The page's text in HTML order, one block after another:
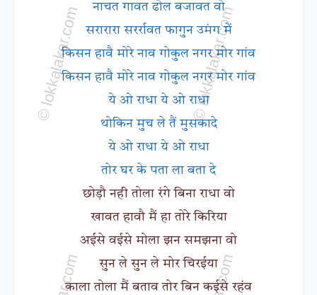
नाचत गावत ढोल बजावत वो
सरारारा सरर्रावत फागुन उमंग में
किसन हावै मोरे नाव गोकुल नगर मोर गांव
किसन हावै मोरे नाव गोकुल नगर मोर गांव
ये ओ राधा ये ओ राधा
थोकिन मुच ले तैं मुसकादे
ये ओ राधा ये ओ राधा
तोर घर के पता ला बता दे
छोड़ौ नही तोला रंगे बिना राधा वो
खावत हावौ मैं हा तोरे किरिया
अईसे वईसे मोला झन समझना वो
सुन ले सुन ले मोर चिरईया
काला तोला मैं बताव तोर बिन कईसे रहंव